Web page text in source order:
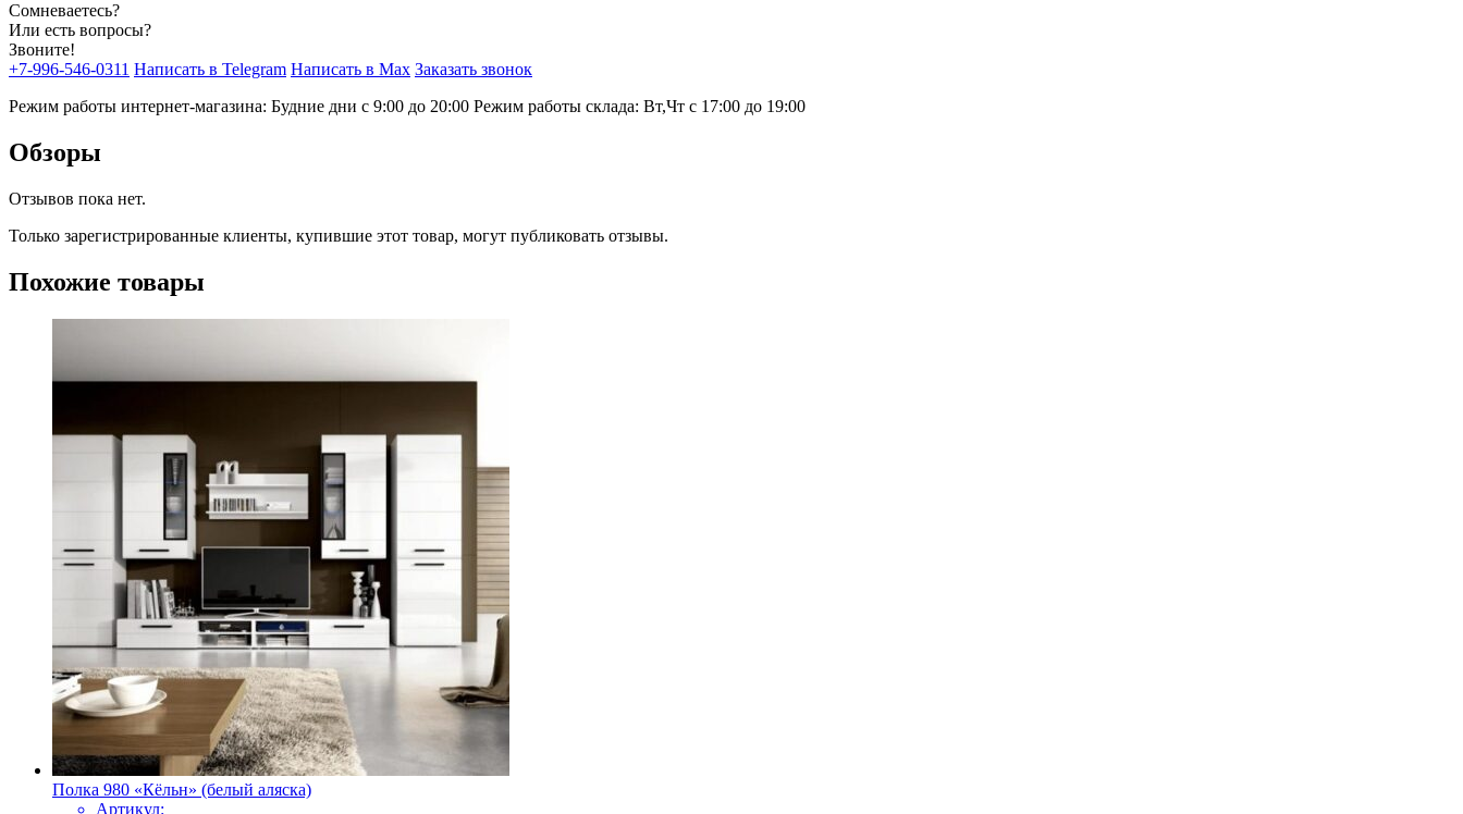
Сомневаетесь?
Или есть вопросы?
Звоните!
+7-996-546-0311 Написать в Telegram Написать в Max Заказать звонок
Режим работы интернет-магазина: Будние дни с 9:00 до 20:00 Режим работы склада: Вт,Чт с 17:00 до 19:00
Обзоры
Отзывов пока нет.
Только зарегистрированные клиенты, купившие этот товар, могут публиковать отзывы.
Похожие товары
Полка 980 «Кёльн» (белый аляска)
Артикул: